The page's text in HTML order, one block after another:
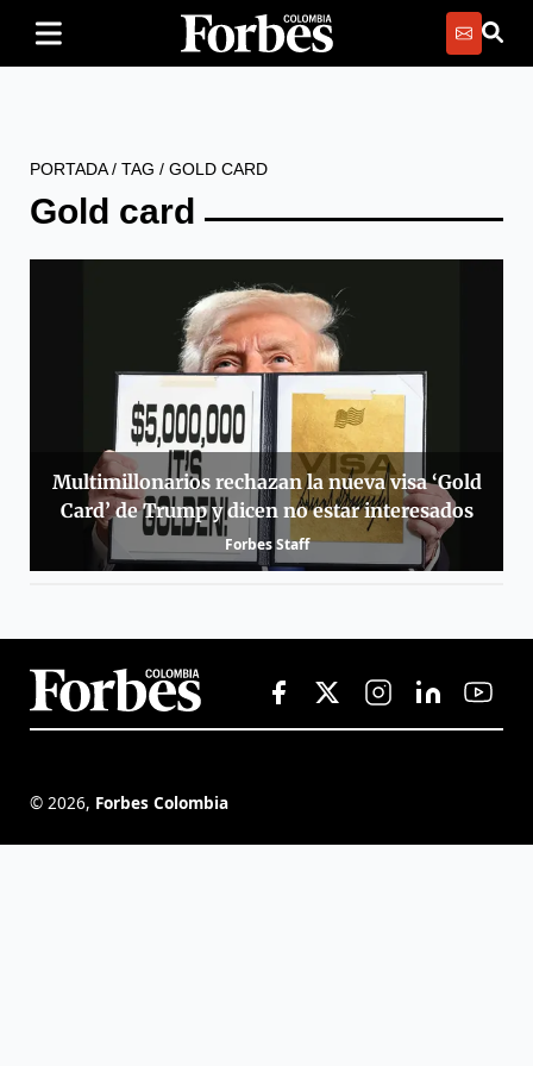
PORTADA/ TAG / GOLD CARD
Gold card
Multimillonarios rechazan la nueva visa ‘Gold
Card’ de Trump y dicen no estar interesados
Forbes Staff
© 2026, Forbes Colombia